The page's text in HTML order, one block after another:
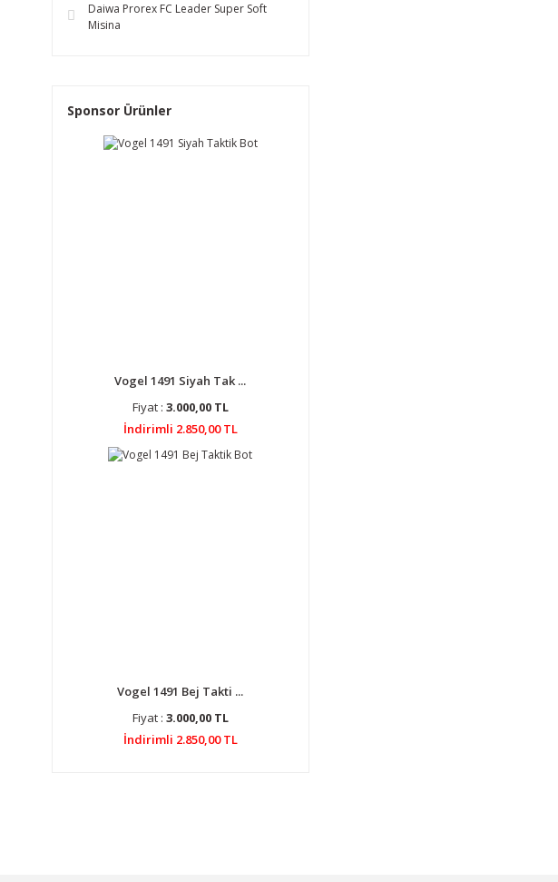
Daiwa Prorex FC Leader Super Soft
Misina
Sponsor Ürünler
Vogel 1491 Siyah Tak ...
Fiyat : 3.000,00 TL
İndirimli 2.850,00 TL
Vogel 1491 Bej Takti ...
Fiyat : 3.000,00 TL
İndirimli 2.850,00 TL